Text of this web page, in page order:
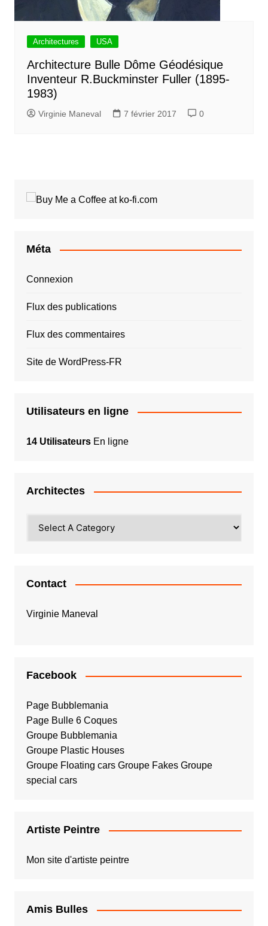
Architectures USA
Architecture Bulle Dôme Géodésique
Inventeur R.Buckminster Fuller (1895-
1983)
Virginie Maneval 7 février 2017 0
Méta
Connexion
Flux des publications
Flux des commentaires
Site de WordPress-FR
Utilisateurs en ligne
14 UtilisateursEn ligne
Architectes
Contact
Virginie Maneval
Facebook
Page Bubblemania
Page Bulle 6 Coques
Groupe Bubblemania
Groupe Plastic Houses
Groupe Floating cars Groupe Fakes Groupe
special cars
Artiste Peintre
Mon site d'artiste peintre
Amis Bulles